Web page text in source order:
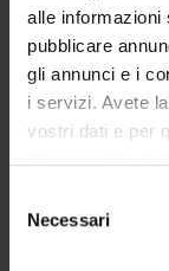
alle informazioni
pubblicare
gli annunci e i
i servizi. Avete
vostri dati e per
modificare o
momento dalla
Necessari
efficacia clinica,
definizione,
Farmacocinetica
Metabolismo, in
interazioni tra
posologia,